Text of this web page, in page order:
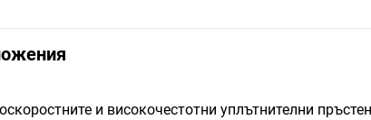
и високочестотни уплътнителни